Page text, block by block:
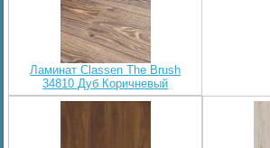
Ламинат Classen The Brush
34810 Дуб Коричневый